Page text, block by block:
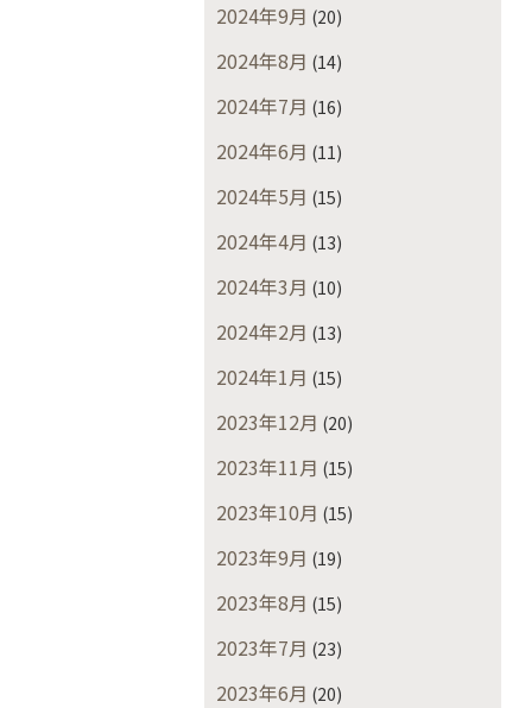
2024年9月 (20)
2024年8月 (14)
2024年7月 (16)
2024年6月 (11)
2024年5月 (15)
2024年4月 (13)
2024年3月 (10)
2024年2月 (13)
2024年1月 (15)
2023年12月 (20)
2023年11月 (15)
2023年10月 (15)
2023年9月 (19)
2023年8月 (15)
2023年7月 (23)
2023年6月 (20)